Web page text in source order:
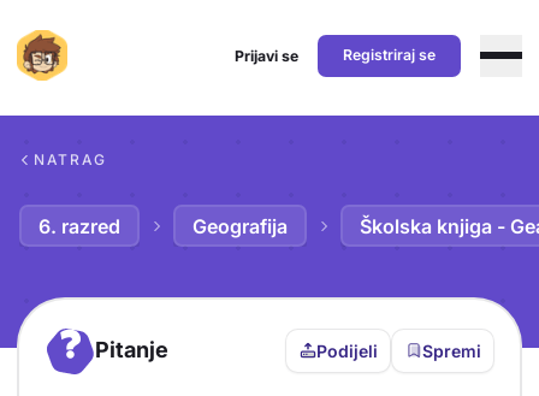
Prijavi se Registriraj se
NATRAG
6. razred Geografija Školska knjiga -
? Pitanje Podijeli Spremi